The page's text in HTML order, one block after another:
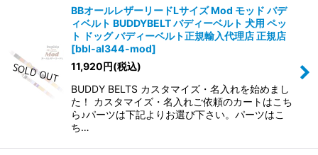
BBオールレザーリードLサイズ Mod モッド バデ
ィベルト BUDDYBELT バディーベルト 犬用 ペッ
ト ドッグ バディーベルト正規輸入代理店 正規店
[bbl-al344-mod]
11,920円(税込)
BUDDY BELTS カスタマイズ・名入れを始めまし
た！ カスタマイズ・名入れご依頼のカートはこち
ら♪パーツは下記よりお選び下さい。パーツはこ
ち…